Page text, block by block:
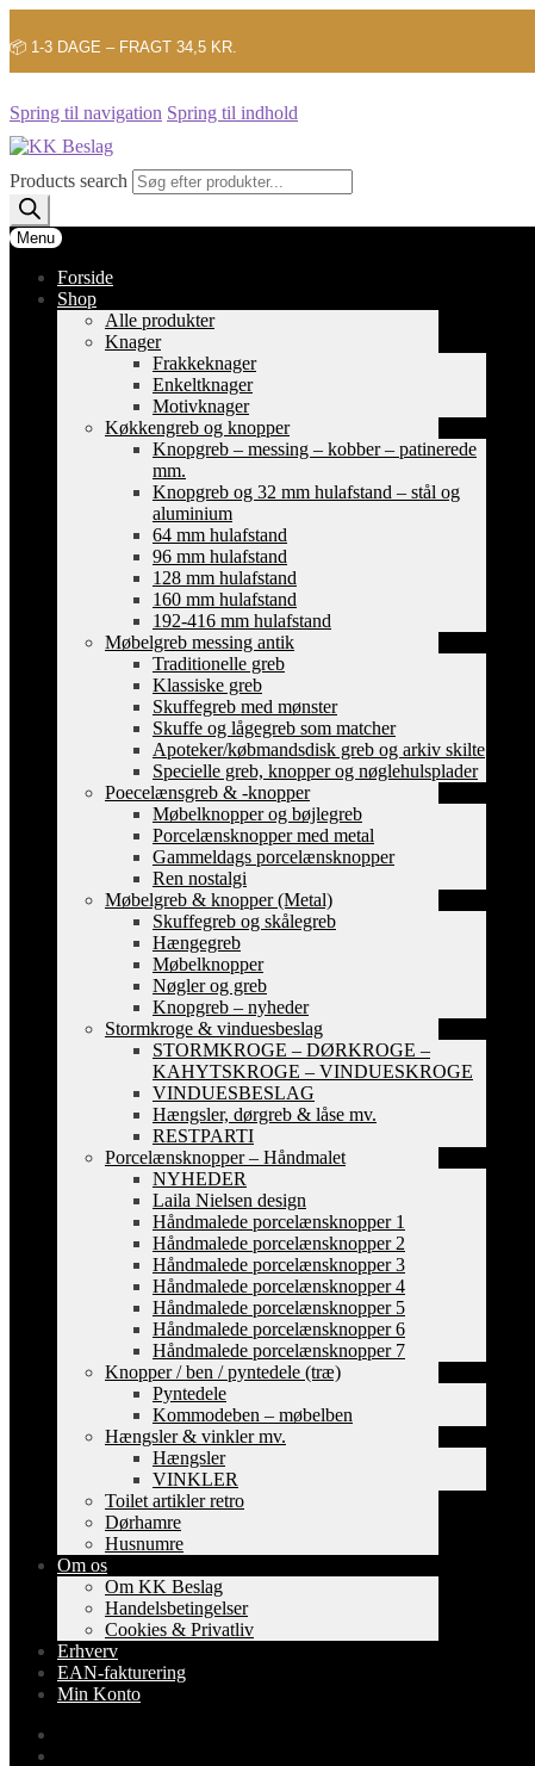
📦 1-3 DAGE – FRAGT 34,5 KR.
Spring til navigation Spring til indhold
Products search
Menu
Forside
Shop
Alle produkter
Knager
Frakkeknager
Enkeltknager
Motivknager
Køkkengreb og knopper
Knopgreb – messing – kobber – patinerede
mm.
Knopgreb og 32 mm hulafstand – stål og
aluminium
64 mm hulafstand
96 mm hulafstand
128 mm hulafstand
160 mm hulafstand
192-416 mm hulafstand
Møbelgreb messing antik
Traditionelle greb
Klassiske greb
Skuffegreb med mønster
Skuffe og lågegreb som matcher
Apoteker/købmandsdisk greb og arkiv skilte
Specielle greb, knopper og nøglehulsplader
Poecelænsgreb & -knopper
Møbelknopper og bøjlegreb
Porcelænsknopper med metal
Gammeldags porcelænsknopper
Ren nostalgi
Møbelgreb & knopper (Metal)
Skuffegreb og skålegreb
Hængegreb
Møbelknopper
Nøgler og greb
Knopgreb – nyheder
Stormkroge & vinduesbeslag
STORMKROGE – DØRKROGE –
KAHYTSKROGE – VINDUESKROGE
VINDUESBESLAG
Hængsler, dørgreb & låse mv.
RESTPARTI
Porcelænsknopper – Håndmalet
NYHEDER
Laila Nielsen design
Håndmalede porcelænsknopper 1
Håndmalede porcelænsknopper 2
Håndmalede porcelænsknopper 3
Håndmalede porcelænsknopper 4
Håndmalede porcelænsknopper 5
Håndmalede porcelænsknopper 6
Håndmalede porcelænsknopper 7
Knopper / ben / pyntedele (træ)
Pyntedele
Kommodeben – møbelben
Hængsler & vinkler mv.
Hængsler
VINKLER
Toilet artikler retro
Dørhamre
Husnumre
Om os
Om KK Beslag
Handelsbetingelser
Cookies & Privatliv
Erhverv
EAN-fakturering
Min Konto